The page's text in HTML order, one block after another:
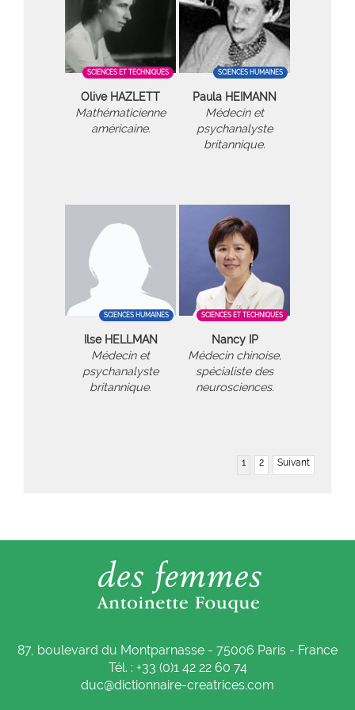
SCIENCES ET TECHNIQUES
Olive HAZLETT
Mathématicienne
américaine.
SCIENCES HUMAINES
Paula HEIMANN
Médecin et
psychanalyste
britannique.
SCIENCES HUMAINES
Ilse HELLMAN
Médecin et
psychanalyste
britannique.
SCIENCES ET TECHNIQUES
Nancy IP
Médecin chinoise,
spécialiste des
neurosciences.
1 2 Suivant
87, boulevard du Montparnasse - 75006 Paris - France
Tél. : +33 (0)1 42 22 60 74
duc@dictionnaire-creatrices.com